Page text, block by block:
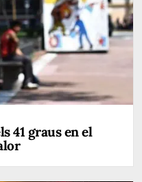
41 graus en el